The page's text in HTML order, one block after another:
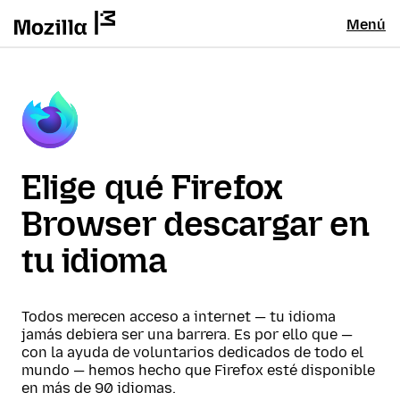
Menú
Elige qué Firefox
Browser descargar en
tu idioma
Todos merecen acceso a internet — tu idioma
jamás debiera ser una barrera. Es por ello que —
con la ayuda de voluntarios dedicados de todo el
mundo — hemos hecho que Firefox esté disponible
en más de 90 idiomas.